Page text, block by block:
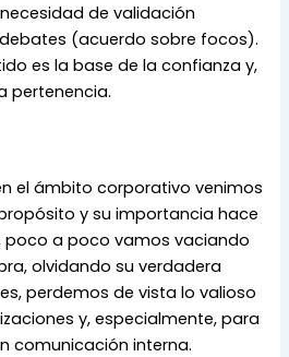
de validación
(acuerdo sobre focos).
es la base de la confianza y,
pertenencia.
el ámbito corporativo venimos
y su importancia hace
poco a poco vamos vaciando
olvidando su verdadera
perdemos de vista lo valioso
y, especialmente, para
comunicación interna.